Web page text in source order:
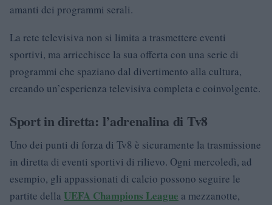
amanti dei programmi serali.
La rete televisiva non si limita a trasmettere eventi
sportivi, ma arricchisce la sua offerta con una serie di
programmi che spaziano dal divertimento alla cultura,
creando un’esperienza televisiva completa e coinvolgente.
Sport in diretta: l’adrenalina di Tv8
Uno dei punti di forza di Tv8 è sicuramente la trasmissione
in diretta di eventi sportivi di rilievo. Ogni mercoledì, ad
esempio, gli appassionati di calcio possono seguire le
partite della UEFA Champions League a mezzanotte,